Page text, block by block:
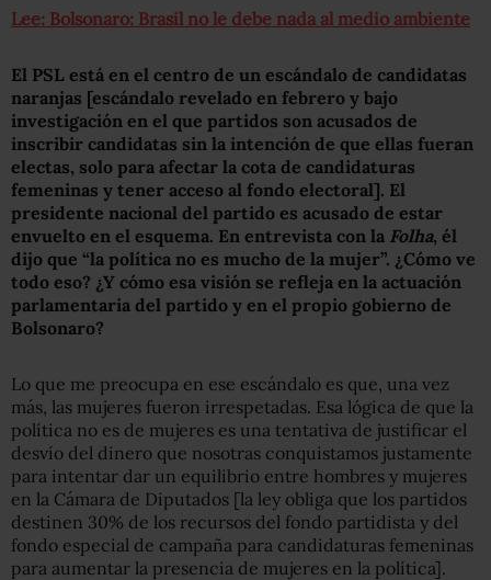
Lee: Bolsonaro: Brasil no le debe nada al medio ambiente
El PSL está en el centro de un escándalo de candidatas
naranjas [escándalo revelado en febrero y bajo
investigación en el que partidos son acusados de
inscribir candidatas sin la intención de que ellas fueran
electas, solo para afectar la cota de candidaturas
femeninas y tener acceso al fondo electoral]. El
presidente nacional del partido es acusado de estar
envuelto en el esquema. En entrevista con la Folha, él
dijo que “la política no es mucho de la mujer”. ¿Cómo ve
todo eso? ¿Y cómo esa visión se refleja en la actuación
parlamentaria del partido y en el propio gobierno de
Bolsonaro?
Lo que me preocupa en ese escándalo es que, una vez
más, las mujeres fueron irrespetadas. Esa lógica de que la
política no es de mujeres es una tentativa de justificar el
desvío del dinero que nosotras conquistamos justamente
para intentar dar un equilibrio entre hombres y mujeres
en la Cámara de Diputados [la ley obliga que los partidos
destinen 30% de los recursos del fondo partidista y del
fondo especial de campaña para candidaturas femeninas
para aumentar la presencia de mujeres en la política].